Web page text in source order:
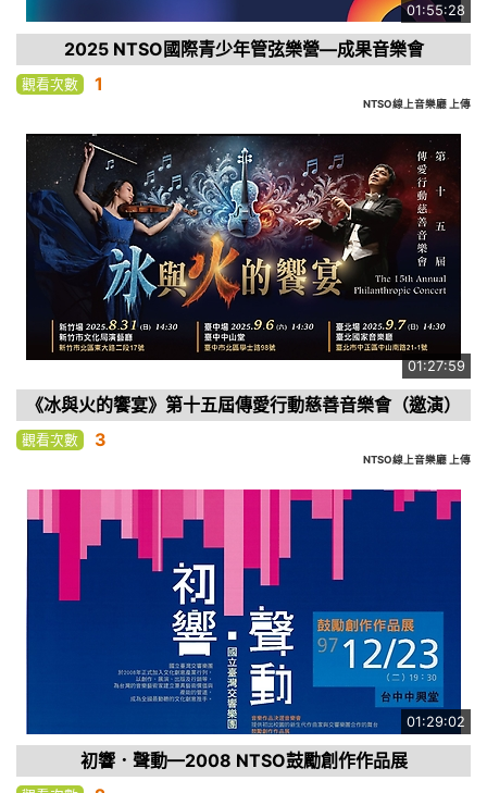
01:55:28
2025 NTSO國際青少年管弦樂營—成果音樂會
觀看次數 1
NTSO線上音樂廳 上傳
01:27:59
《冰與火的饗宴》第十五屆傳愛行動慈善音樂會（邀演）
觀看次數 3
NTSO線上音樂廳 上傳
01:29:02
初響．聲動—2008 NTSO鼓勵創作作品展